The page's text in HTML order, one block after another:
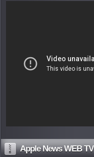
Apple News WEB TV